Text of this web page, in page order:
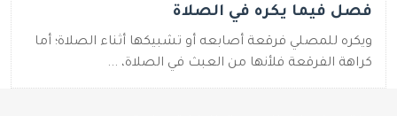
فصل فيما يكره في الصلاة
ويكره للمصلي فرقعة أصابعه أو تشبيكها أثناء الصلاة؛ أما
كراهة الفرقعة فلأنها من العبث في الصلاة، ...